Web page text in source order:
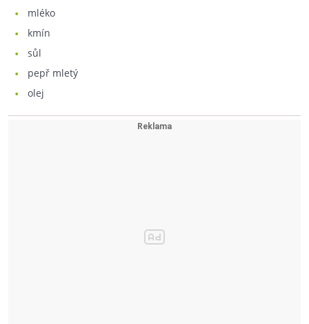
mléko
kmín
sůl
pepř mletý
olej